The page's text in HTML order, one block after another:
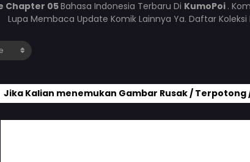
Chapter 05Bahasa Indonesia Terbaru Di KumoPoi .
Lupa Membaca Update Komik Lainnya Ya. Daftar Koleksi
Jika Kalian menemukan Gambar Rusak / Terpotong